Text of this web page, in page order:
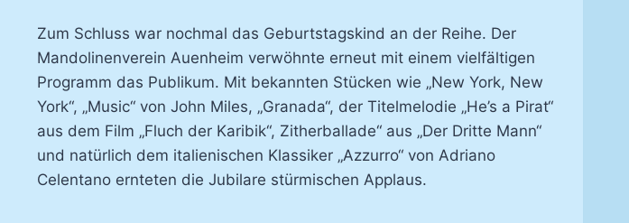
Zum Schluss war nochmal das Geburtstagskind an der Reihe. Der
Mandolinenverein Auenheim verwöhnte erneut mit einem vielfältigen
Programm das Publikum. Mit bekannten Stücken wie „New York, New
York“, „Music“ von John Miles, „Granada“, der Titelmelodie „He’s a Pirat“
aus dem Film „Fluch der Karibik“, Zitherballade“ aus „Der Dritte Mann“
und natürlich dem italienischen Klassiker „Azzurro“ von Adriano
Celentano ernteten die Jubilare stürmischen Applaus.